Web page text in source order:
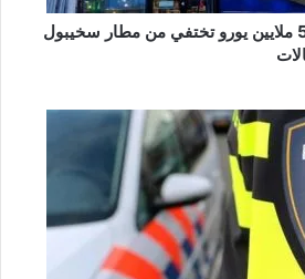
شحنة هواتف ذكية بقيمة 5 ملايين يورو تختفي من مطار سخيبول